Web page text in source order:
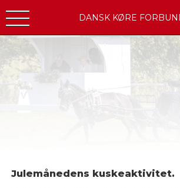
DANSK KØRE
Julemånedens kuskeaktivitet.